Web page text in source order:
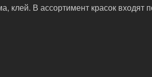
клей. В ассортимент красок